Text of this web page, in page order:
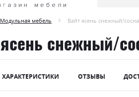
Модульная мебель Вайт ясень снежный/
снежный/
ХАРАКТЕРИСТИКИ ОТЗЫВЫ